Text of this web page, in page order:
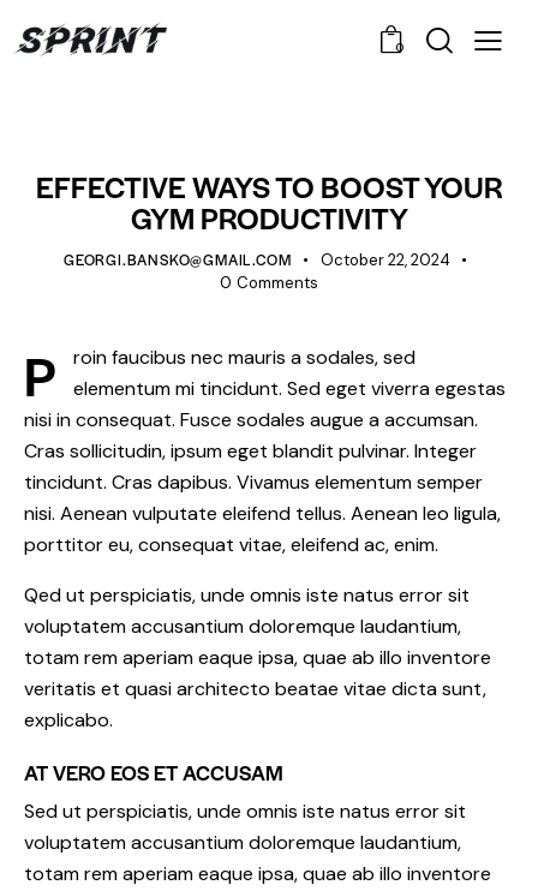
0
EFFECTIVE WAYS TO BOOST YOUR
GYM PRODUCTIVITY
GEORGI.BANSKO@GMAIL.COM
October 22, 2024
0 Comments
P
roin faucibus nec mauris a sodales, sed
elementum mi tincidunt. Sed eget viverra egestas
nisi in consequat. Fusce sodales augue a accumsan.
Cras sollicitudin, ipsum eget blandit pulvinar. Integer
tincidunt. Cras dapibus. Vivamus elementum semper
nisi. Aenean vulputate eleifend tellus. Aenean leo ligula,
porttitor eu, consequat vitae, eleifend ac, enim.
Qed ut perspiciatis, unde omnis iste natus error sit
voluptatem accusantium doloremque laudantium,
totam rem aperiam eaque ipsa, quae ab illo inventore
veritatis et quasi architecto beatae vitae dicta sunt,
explicabo.
AT VERO EOS ET ACCUSAM
Sed ut perspiciatis, unde omnis iste natus error sit
voluptatem accusantium doloremque laudantium,
totam rem aperiam eaque ipsa, quae ab illo inventore